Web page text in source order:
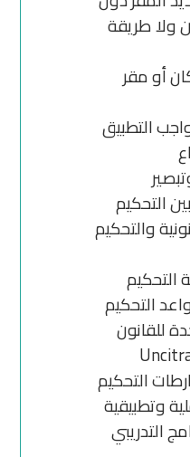
ولا طريقة
أو مقر
التطبيق
التحكيم
والتحكيم
التحكيم
من قواعد التحكيم
للقانون
التحكيم
وتطبيقية
التدريبي